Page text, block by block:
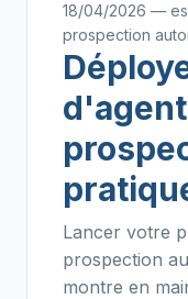
18/04/2026 —
prospection
Lancer votre
prospection
montre en